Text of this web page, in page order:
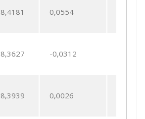
8,4181 0,0554
8,3627 -0,0312
8,3939 0,0026